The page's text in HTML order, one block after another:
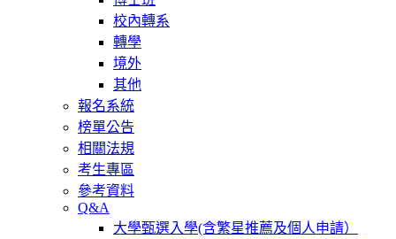
校內轉系
轉學
境外
其他
報名系統
榜單公告
相關法規
考生專區
參考資料
Q&A
大學甄選入學(含繁星推薦及個人申請）